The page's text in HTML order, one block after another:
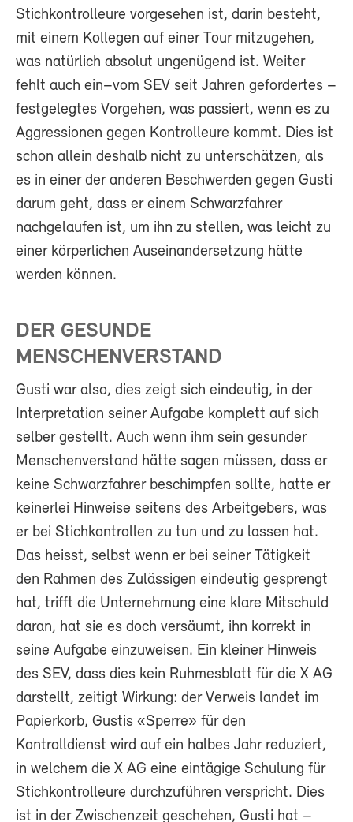
Stichkontrolleure vorgesehen ist, darin besteht,
mit einem Kollegen auf einer Tour mitzugehen,
was natürlich absolut ungenügend ist. Weiter
fehlt auch ein–vom SEV seit Jahren gefordertes –
festgelegtes Vorgehen, was passiert, wenn es zu
Aggressionen gegen Kontrolleure kommt. Dies ist
schon allein deshalb nicht zu unterschätzen, als
es in einer der anderen Beschwerden gegen Gusti
darum geht, dass er einem Schwarzfahrer
nachgelaufen ist, um ihn zu stellen, was leicht zu
einer körperlichen Auseinandersetzung hätte
werden können.
DER GESUNDE
MENSCHENVERSTAND
Gusti war also, dies zeigt sich eindeutig, in der
Interpretation seiner Aufgabe komplett auf sich
selber gestellt. Auch wenn ihm sein gesunder
Menschenverstand hätte sagen müssen, dass er
keine Schwarzfahrer beschimpfen sollte, hatte er
keinerlei Hinweise seitens des Arbeitgebers, was
er bei Stichkontrollen zu tun und zu lassen hat.
Das heisst, selbst wenn er bei seiner Tätigkeit
den Rahmen des Zulässigen eindeutig gesprengt
hat, trifft die Unternehmung eine klare Mitschuld
daran, hat sie es doch versäumt, ihn korrekt in
seine Aufgabe einzuweisen. Ein kleiner Hinweis
des SEV, dass dies kein Ruhmesblatt für die X AG
darstellt, zeitigt Wirkung: der Verweis landet im
Papierkorb, Gustis «Sperre» für den
Kontrolldienst wird auf ein halbes Jahr reduziert,
in welchem die X AG eine eintägige Schulung für
Stichkontrolleure durchzuführen verspricht. Dies
ist in der Zwischenzeit geschehen, Gusti hat –